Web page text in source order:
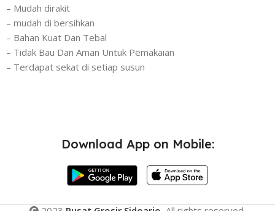
– Mudah dirakit
– mudah di bersihkan
– Bahan Kuat Dan Tebal
– Tidak Bau Dan Aman Untuk Pemakaian
– Terdapat sekat di setiap susun
Download App on Mobile: